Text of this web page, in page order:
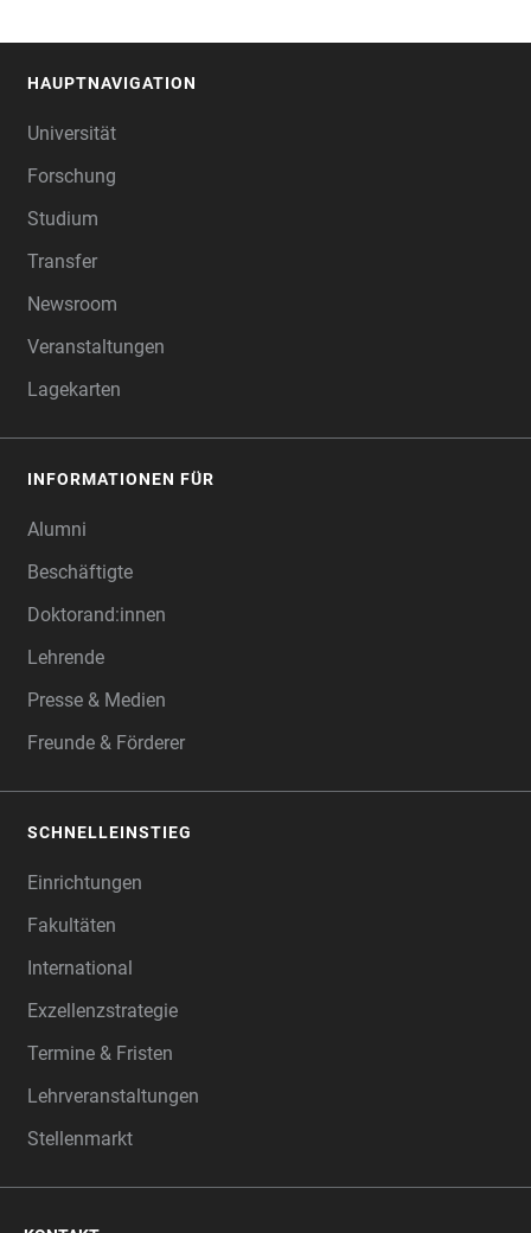
HAUPTNAVIGATION
Universität
Forschung
Studium
Transfer
Newsroom
Veranstaltungen
Lagekarten
INFORMATIONEN FÜR
Alumni
Beschäftigte
Doktorand:innen
Lehrende
Presse & Medien
Freunde & Förderer
SCHNELLEINSTIEG
Einrichtungen
Fakultäten
International
Exzellenzstrategie
Termine & Fristen
Lehrveranstaltungen
Stellenmarkt